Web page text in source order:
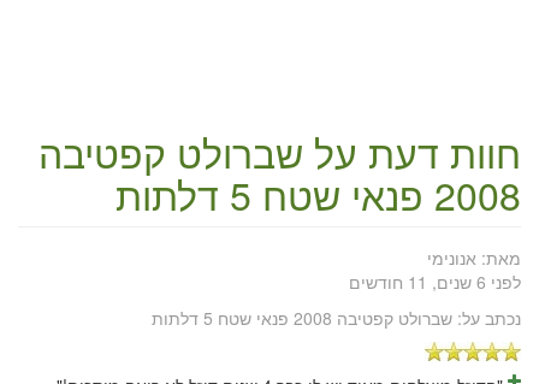
חוות דעת על שברולט קפטיבה
2008 פנאי שטח 5 דלתות
מאת: אנונימי
לפני 6 שנים, 11 חודשים
נכתב על: שברולט קפטיבה 2008 פנאי שטח 5 דלתות